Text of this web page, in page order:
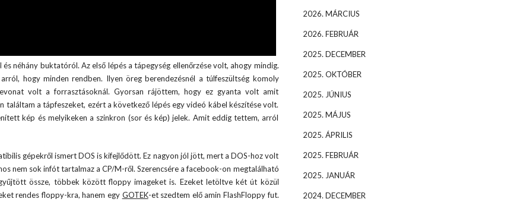
néhány buktatóról. Az első lépés a tápegység ellenőrzése volt, ahogy mindig.
hogy minden rendben. Ilyen öreg berendezésnél a túlfeszültség komoly
volt a forrasztásoknál. Gyorsan rájöttem, hogy ez gyanta volt amit
a tápfeszeket, ezért a következő lépés egy videó kábel készítése volt.
kép és melyikeken a szinkron (sor és kép) jelek. Amit eddig tettem, arról
gépekről ismert DOS is kifejlődött. Ez nagyon jól jött, mert a DOS-hoz volt
nem sok infót tartalmaz a CP/M-ről. Szerencsére a facebook-on megtalálható
össze, többek között floppy imageket is. Ezeket letöltve két út közül
rendes floppy-kra, hanem egy GOTEK-et szedtem elő amin FlashFloppy fut.
2026. MÁRCIUS
2026. FEBRUÁR
2025. DECEMBER
2025. OKTÓBER
2025. JÚNIUS
2025. MÁJUS
2025. ÁPRILIS
2025. FEBRUÁR
2025. JANUÁR
2024. DECEMBER